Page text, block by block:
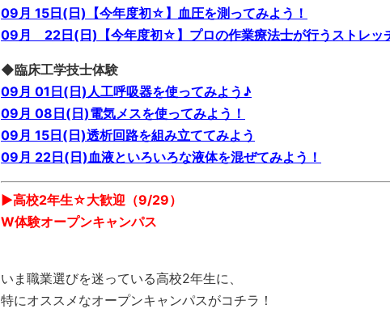
09月 15日(日)【今年度初☆】血圧を測ってみよう！
09月 22日(日)【今年度初☆】プロの作業療法士が行うストレッ
◆臨床工学技士体験
09月 01日(日)人工呼吸器を使ってみよう♪
09月 08日(日)電気メスを使ってみよう！
09月 15日(日)透析回路を組み立ててみよう
09月 22日(日)血液といろいろな液体を混ぜてみよう！
▶︎高校2年生☆大歓迎（9/29）
W体験オープンキャンパス
いま職業選びを迷っている高校2年生に、
特にオススメなオープンキャンパスがコチラ！